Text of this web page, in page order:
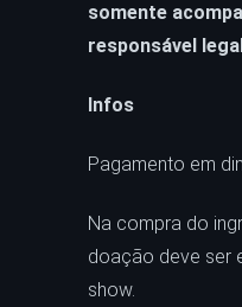
somente
responsável
Infos
Pagamento em
Na compra do
doação deve ser
show.